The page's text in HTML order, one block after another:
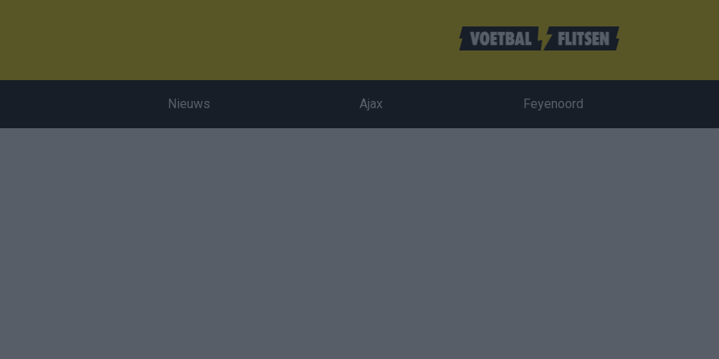
Nieuws Ajax Feyenoord